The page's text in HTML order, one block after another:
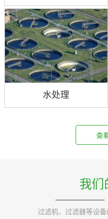
水处理
查
我们
过滤机、过滤器等设